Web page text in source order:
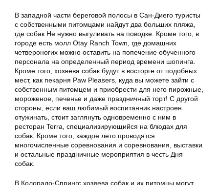
В западной части береговой полосы в Сан-Диего туристы
с собственными питомцами найдут два больших пляжа,
где собак Не нужно выгуливать на поводке. Кроме того, в
городе есть молл Otay Ranch Town, где домашних
четвероногих можно оставить на попечение обученного
персонала на определенный период времени шопинга.
Кроме того, хозяева собак будут в восторге от подобных
мест, как пекарня Paw Pleasers, куда вы можете зайти с
собственным питомцем и приобрести для него пирожные,
мороженое, печенье и даже праздничный торт! С другой
стороны, если ваш любимый воспитанник настроен
отужинать, стоит заглянуть одновременно с ним в
ресторан Terra, специализирующийся на блюдах для
собак. Кроме того, каждое лето проводятся
многочисленные соревнования и соревнования, выставки
и остальные праздничные мероприятия в честь Дня
собак.
В Колорадо-Спрингс хозяева собак и их питомцы могут